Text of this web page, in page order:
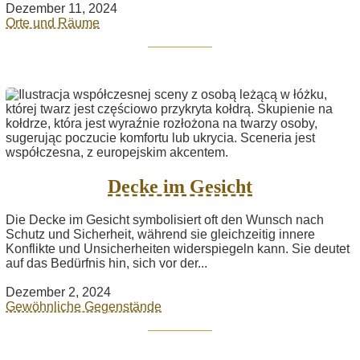
Dezember 11, 2024
Orte und Räume
Decke im Gesicht
Die Decke im Gesicht symbolisiert oft den Wunsch nach
Schutz und Sicherheit, während sie gleichzeitig innere
Konflikte und Unsicherheiten widerspiegeln kann. Sie deutet
auf das Bedürfnis hin, sich vor der...
Dezember 2, 2024
Gewöhnliche Gegenstände